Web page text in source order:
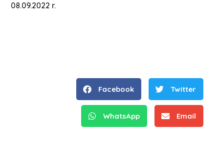
08.09.2022 r.
Facebook Twitter
WhatsApp Email